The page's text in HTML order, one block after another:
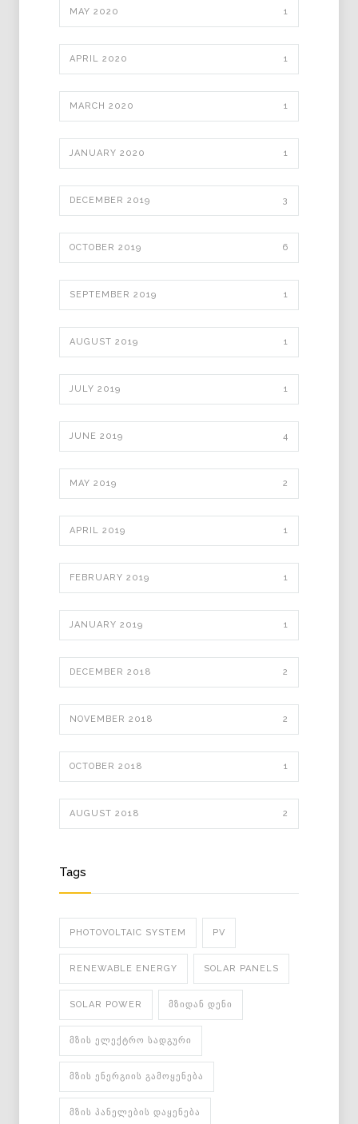
MAY 2020 1
APRIL 2020 1
MARCH 2020 1
JANUARY 2020 1
DECEMBER 2019 3
OCTOBER 2019 6
SEPTEMBER 2019 1
AUGUST 2019 1
JULY 2019 1
JUNE 2019 4
MAY 2019 2
APRIL 2019 1
FEBRUARY 2019 1
JANUARY 2019 1
DECEMBER 2018 2
NOVEMBER 2018 2
OCTOBER 2018 1
AUGUST 2018 2
Tags
PHOTOVOLTAIC SYSTEM PV
RENEWABLE ENERGY SOLAR PANELS
SOLAR POWER ᲛᲖᲘᲓᲐᲜ ᲓᲔᲜᲘ
ᲛᲖᲘᲡ ᲔᲚᲔᲥᲢᲠᲝ ᲡᲐᲓᲒᲣᲠᲘ
ᲛᲖᲘᲡ ᲔᲜᲔᲠᲒᲘᲘᲡ ᲒᲐᲛᲝᲧᲔᲜᲔᲑᲐ
ᲛᲖᲘᲡ ᲞᲐᲜᲔᲚᲔᲑᲘᲡ ᲓᲐᲧᲔᲜᲔᲑᲐ